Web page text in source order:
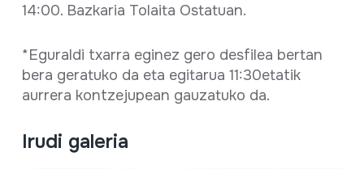
14:00. Bazkaria Tolaita Ostatuan.
*Eguraldi txarra eginez gero desfilea bertan
bera geratuko da eta egitarua 11:30etatik
aurrera kontzejupean gauzatuko da.
Irudi galeria